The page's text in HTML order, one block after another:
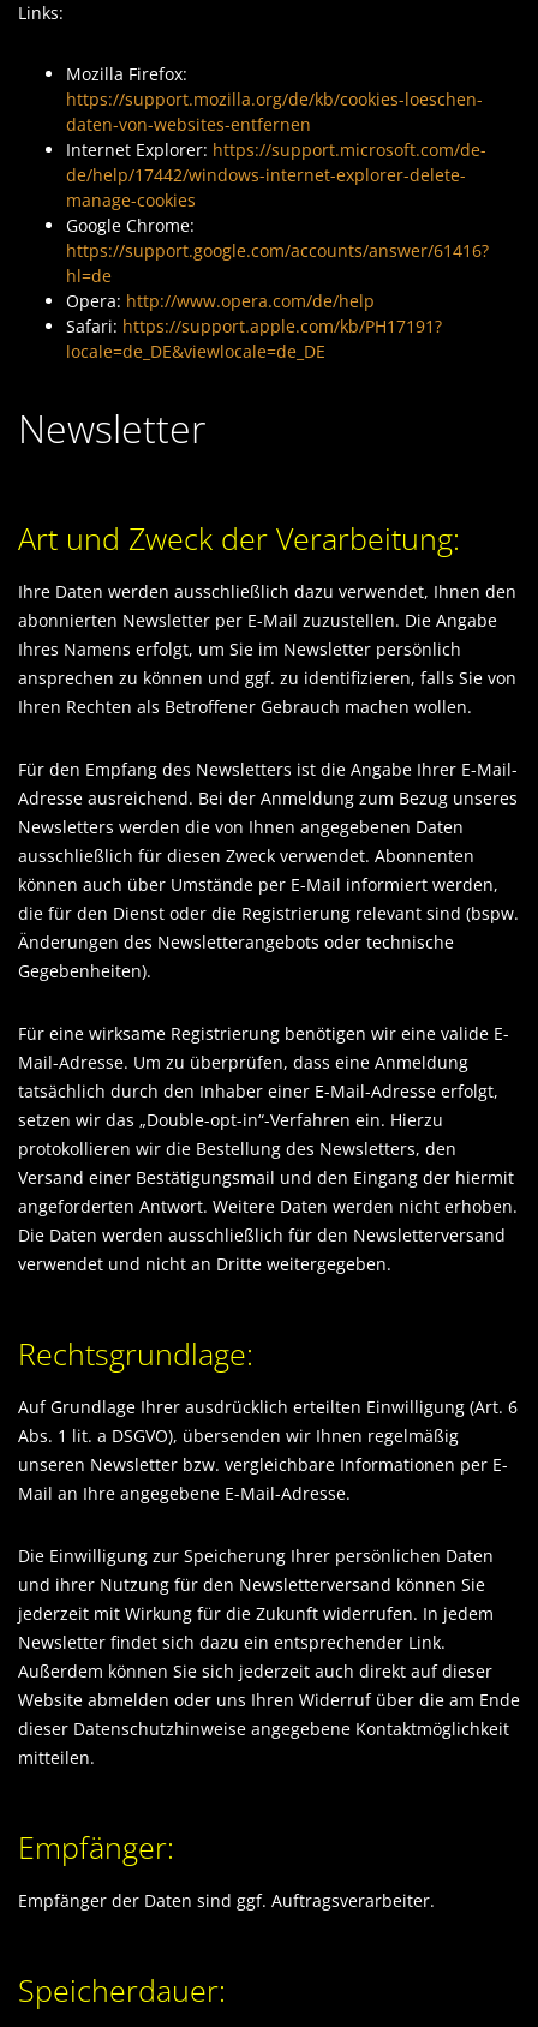
Links:
Mozilla Firefox:
https://support.mozilla.org/de/kb/cookies-loeschen-
daten-von-websites-entfernen
Internet Explorer: https://support.microsoft.com/de-
de/help/17442/windows-internet-explorer-delete-
manage-cookies
Google Chrome:
https://support.google.com/accounts/answer/61416?
hl=de
Opera: http://www.opera.com/de/help
Safari: https://support.apple.com/kb/PH17191?
locale=de_DE&viewlocale=de_DE
Newsletter
Art und Zweck der Verarbeitung:
Ihre Daten werden ausschließlich dazu verwendet, Ihnen den
abonnierten Newsletter per E-Mail zuzustellen. Die Angabe
Ihres Namens erfolgt, um Sie im Newsletter persönlich
ansprechen zu können und ggf. zu identifizieren, falls Sie von
Ihren Rechten als Betroffener Gebrauch machen wollen.
Für den Empfang des Newsletters ist die Angabe Ihrer E-Mail-
Adresse ausreichend. Bei der Anmeldung zum Bezug unseres
Newsletters werden die von Ihnen angegebenen Daten
ausschließlich für diesen Zweck verwendet. Abonnenten
können auch über Umstände per E-Mail informiert werden,
die für den Dienst oder die Registrierung relevant sind (bspw.
Änderungen des Newsletterangebots oder technische
Gegebenheiten).
Für eine wirksame Registrierung benötigen wir eine valide E-
Mail-Adresse. Um zu überprüfen, dass eine Anmeldung
tatsächlich durch den Inhaber einer E-Mail-Adresse erfolgt,
setzen wir das „Double-opt-in“-Verfahren ein. Hierzu
protokollieren wir die Bestellung des Newsletters, den
Versand einer Bestätigungsmail und den Eingang der hiermit
angeforderten Antwort. Weitere Daten werden nicht erhoben.
Die Daten werden ausschließlich für den Newsletterversand
verwendet und nicht an Dritte weitergegeben.
Rechtsgrundlage:
Auf Grundlage Ihrer ausdrücklich erteilten Einwilligung (Art. 6
Abs. 1 lit. a DSGVO), übersenden wir Ihnen regelmäßig
unseren Newsletter bzw. vergleichbare Informationen per E-
Mail an Ihre angegebene E-Mail-Adresse.
Die Einwilligung zur Speicherung Ihrer persönlichen Daten
und ihrer Nutzung für den Newsletterversand können Sie
jederzeit mit Wirkung für die Zukunft widerrufen. In jedem
Newsletter findet sich dazu ein entsprechender Link.
Außerdem können Sie sich jederzeit auch direkt auf dieser
Website abmelden oder uns Ihren Widerruf über die am Ende
dieser Datenschutzhinweise angegebene Kontaktmöglichkeit
mitteilen.
Empfänger:
Empfänger der Daten sind ggf. Auftragsverarbeiter.
Speicherdauer: